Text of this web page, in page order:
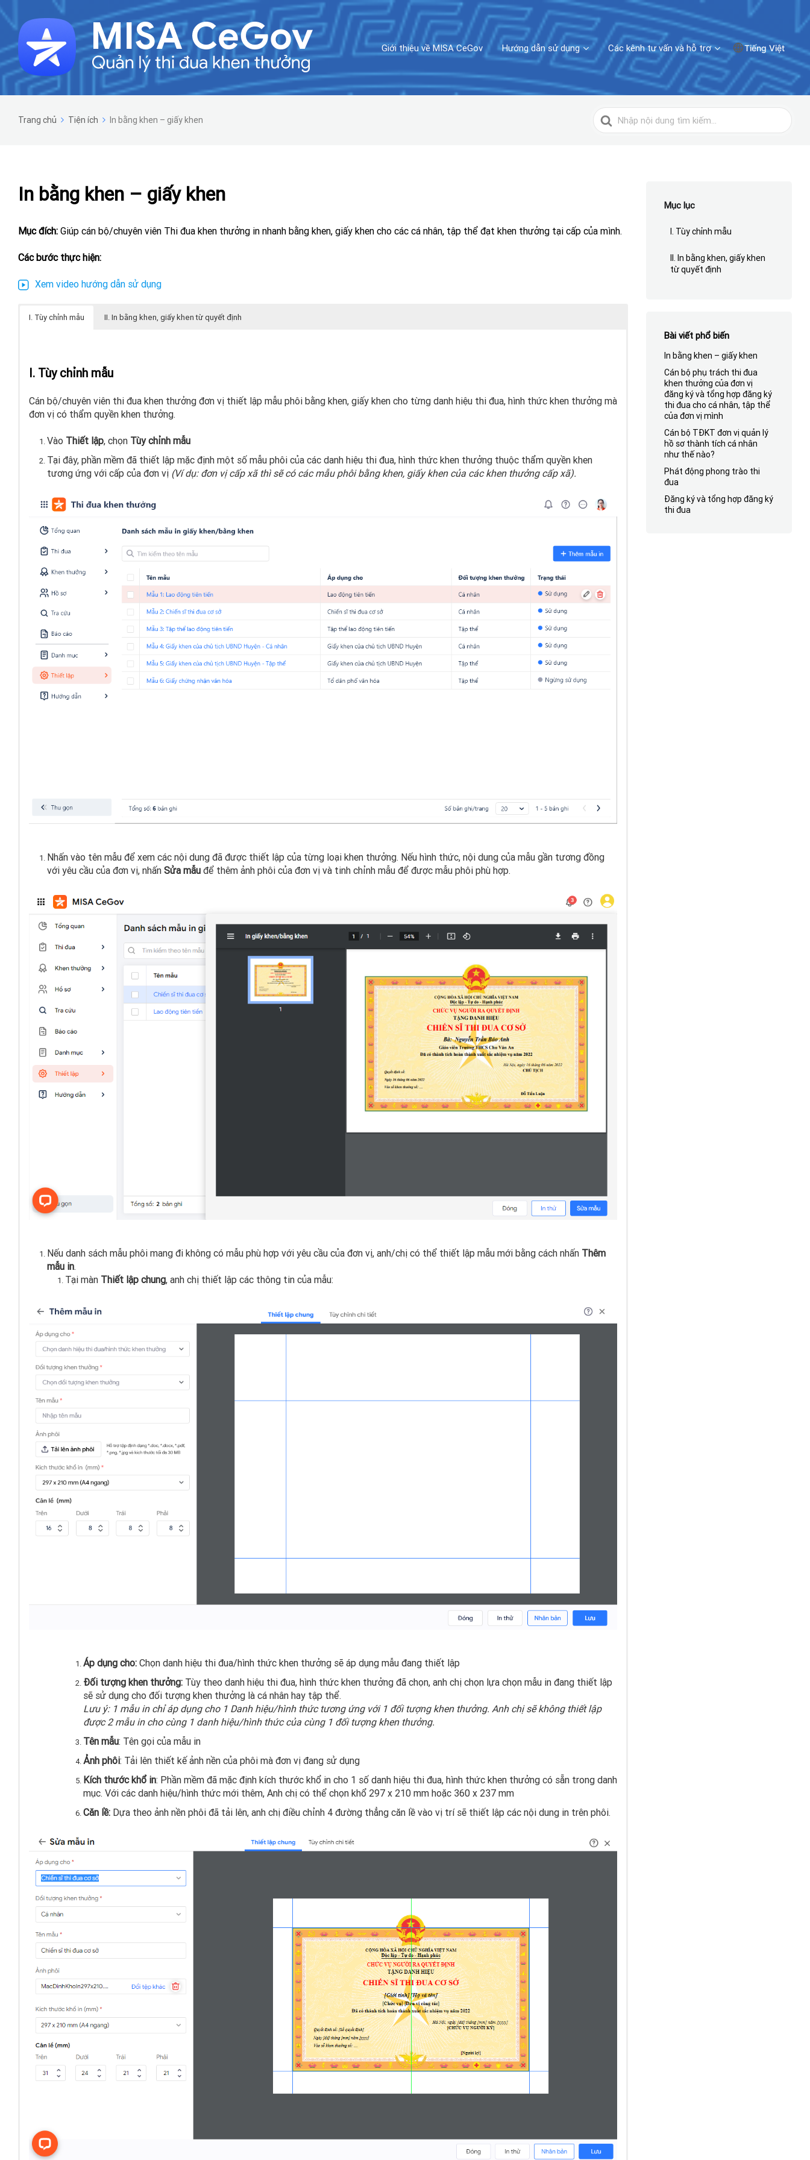
Giới thiệu về MISA CeGov Hướng dẫn sử dụng Các kênh tư vấn và hỗ trợ Tiếng Việt
Trang chủ Tiện ích In bằng khen – giấy khen
Tìm
kiếm
In bằng khen – giấy khen
Mục đích: Giúp cán bộ/chuyên viên Thi đua khen thưởng in nhanh bằng khen, giấy khen cho các cá nhân, tập thể đạt khen thưởng tại cấp của mình.
Các bước thực hiện:
Xem video hướng dẫn sử dụng
I. Tùy chỉnh mẫu II. In bằng khen, giấy khen từ quyết định
I. Tùy chỉnh mẫu
Cán bộ/chuyên viên thi đua khen thưởng đơn vị thiết lập mẫu phôi bằng khen, giấy khen cho từng danh hiệu thi đua, hình thức khen thưởng mà
đơn vị có thẩm quyền khen thưởng.
Vào Thiết lập, chọn Tùy chỉnh mẫu
Tại đây, phần mềm đã thiết lập mặc định một số mẫu phôi của các danh hiệu thi đua, hình thức khen thưởng thuộc thẩm quyền khen
tương ứng với cấp của đơn vị (Ví dụ: đơn vị cấp xã thì sẽ có các mẫu phôi bằng khen, giấy khen của các khen thưởng cấp xã).
Nhấn vào tên mẫu để xem các nội dung đã được thiết lập của từng loại khen thưởng. Nếu hình thức, nội dung của mẫu gần tương đồng
với yêu cầu của đơn vị, nhấn Sửa mẫu để thêm ảnh phôi của đơn vị và tinh chỉnh mẫu để được mẫu phôi phù hợp.
Nếu danh sách mẫu phôi mang đi không có mẫu phù hợp với yêu cầu của đơn vị, anh/chị có thể thiết lập mẫu mới bằng cách nhấn Thêm
mẫu in.
Tại màn Thiết lập chung, anh chị thiết lập các thông tin của mẫu:
Áp dụng cho: Chọn danh hiệu thi đua/hình thức khen thưởng sẽ áp dụng mẫu đang thiết lập
Đối tượng khen thưởng: Tùy theo danh hiệu thi đua, hình thức khen thưởng đã chọn, anh chị chọn lựa chọn mẫu in đang thiết lập
sẽ sử dụng cho đối tượng khen thưởng là cá nhân hay tập thể.
Lưu ý: 1 mẫu in chỉ áp dụng cho 1 Danh hiệu/hình thức tương ứng với 1 đối tượng khen thưởng. Anh chị sẽ không thiết lập
được 2 mẫu in cho cùng 1 danh hiệu/hình thức của cùng 1 đối tượng khen thưởng.
Tên mẫu: Tên gọi của mẫu in
Ảnh phôi: Tải lên thiết kế ảnh nền của phôi mà đơn vị đang sử dụng
Kích thước khổ in: Phần mềm đã mặc định kích thước khổ in cho 1 số danh hiệu thi đua, hình thức khen thưởng có sẵn trong danh
mục. Với các danh hiệu/hình thức mới thêm, Anh chị có thể chọn khổ 297 x 210 mm hoặc 360 x 237 mm
Căn lề: Dựa theo ảnh nền phôi đã tải lên, anh chị điều chỉnh 4 đường thẳng căn lề vào vị trí sẽ thiết lập các nội dung in trên phôi.
Mục lục
I. Tùy chỉnh mẫu
II. In bằng khen, giấy khen
từ quyết định
Bài viết phổ biến
In bằng khen – giấy khen
Cán bộ phụ trách thi đua
khen thưởng của đơn vị
đăng ký và tổng hợp đăng ký
thi đua cho cá nhân, tập thể
của đơn vị mình
Cán bộ TĐKT đơn vị quản lý
hồ sơ thành tích cá nhân
như thế nào?
Phát động phong trào thi
đua
Đăng ký và tổng hợp đăng ký
thi đua